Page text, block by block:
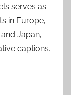
serves as
in Europe,
Japan,
captions.